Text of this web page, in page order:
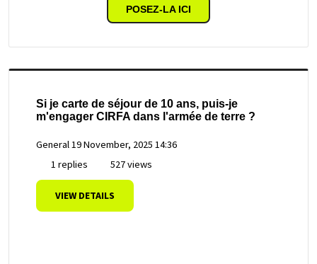
POSEZ-LA ICI
Si je carte de séjour de 10 ans, puis-je
m'engager CIRFA dans l'armée de terre ?
General19 November, 2025 14:36
1 replies
527 views
VIEW DETAILS